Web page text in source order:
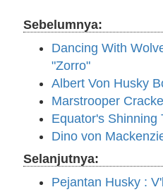
Sebelumnya:
Dancing With
"Zorro"
Albert Von Husky
Marstrooper
Equator's Shinning
Dino von
Selanjutnya:
Pejantan Husky :